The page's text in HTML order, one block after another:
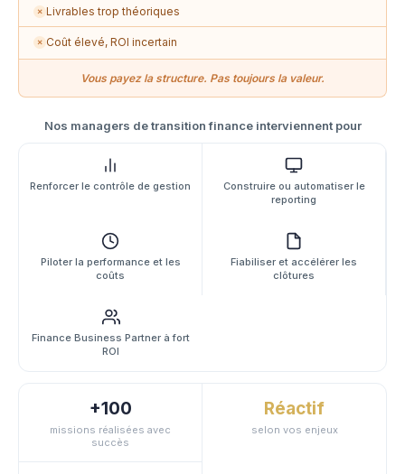
✗ Livrables trop théoriques
✗ Coût élevé, ROI incertain
Vous payez la structure. Pas toujours la valeur.
Nos managers de transition finance interviennent pour
Renforcer le contrôle de gestion
Construire ou automatiser le
reporting
Piloter la performance et les
coûts
Fiabiliser et accélérer les
clôtures
Finance Business Partner à fort
ROI
+100
missions réalisées avec
succès
Réactif
selon vos enjeux